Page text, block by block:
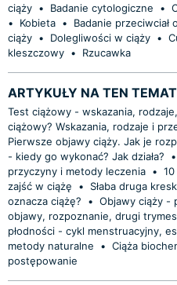
ciąży • Badanie cytologiczne •
•
Kobieta •
Badanie
ciąży • Dolegliwości w ciąży •
kleszczowy • Rzucawka
ARTYKUŁY NA TEN TEMAT
Test ciążowy - wskazania,
ciążowy? Wskazania, rodzaje i
Pierwsze objawy ciąży. Jak je
- kiedy go wykonać? Jak działa?
•
przyczyny i metody leczenia •
zajść w ciążę
•
Słaba druga
oznacza ciążę?
• Objawy ciąży -
objawy, rozpoznanie, drugi
płodności - cykl menstruacyjny,
metody naturalne
• Ciąża
postępowanie